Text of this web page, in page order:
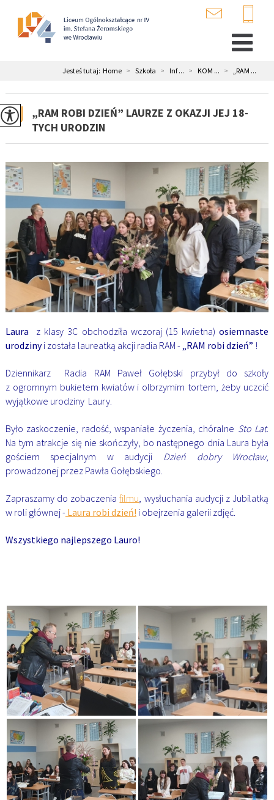
Jesteś tutaj: Home > Szkoła > Inf ... > KOM ... > „RAM ...
„RAM ROBI DZIEŃ” LAURZE Z OKAZJI JEJ 18-
TYCH URODZIN
Laura z klasy 3C obchodziła wczoraj (15 kwietna)osiemnaste
urodzinyi została laureatką akcji radia RAM - „RAM robi dzień” !
Dziennikarz Radia RAM Paweł Gołębski przybył do szkoły
z ogromnym bukietem kwiatów i olbrzymim tortem, żeby uczcić
wyjątkowe urodziny Laury.
Było zaskoczenie, radość, wspaniałe życzenia, chóralne Sto Lat.
Na tym atrakcje się nie skończyły, bo następnego dnia Laura była
gościem specjalnym w audycji Dzień dobry Wrocław,
prowadzonej przez Pawła Gołębskiego.
Zapraszamy do zobaczeniafilmu, wysłuchania audycji z Jubilatką
w roli głównej -Laura robi dzień! i obejrzenia galerii zdjęć.
Wszystkiego najlepszego Lauro!